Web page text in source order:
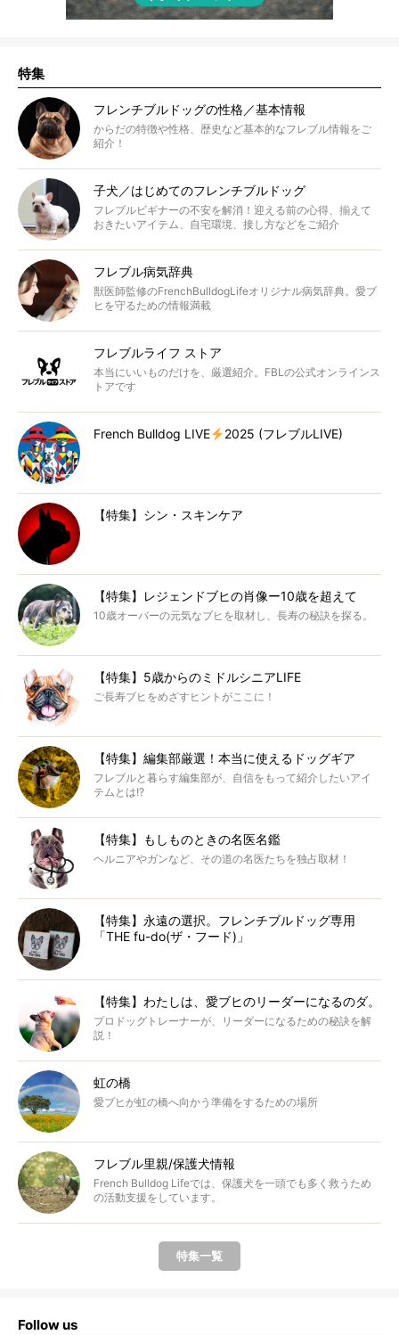
特集
フレンチブルドッグの性格／基本情報
からだの特徴や性格、歴史など基本的なフレブル情報をご
紹介！
子犬／はじめてのフレンチブルドッグ
フレブルビギナーの不安を解消！迎える前の心得、揃えて
おきたいアイテム、自宅環境、接し方などをご紹介
フレブル病気辞典
獣医師監修のFrenchBulldogLifeオリジナル病気辞典。愛ブ
ヒを守るための情報満載
フレブルライフ ストア
本当にいいものだけを、厳選紹介。FBLの公式オンラインス
トアです
French Bulldog LIVE 2025 (フレブルLIVE)
【特集】シン・スキンケア
【特集】レジェンドブヒの肖像ー10歳を超えて
10歳オーバーの元気なブヒを取材し、長寿の秘訣を探る。
【特集】5歳からのミドルシニアLIFE
ご長寿ブヒをめざすヒントがここに！
【特集】編集部厳選！本当に使えるドッグギア
フレブルと暮らす編集部が、自信をもって紹介したいアイ
テムとは!?
【特集】もしものときの名医名鑑
ヘルニアやガンなど、その道の名医たちを独占取材！
【特集】永遠の選択。フレンチブルドッグ専用
「THE fu-do(ザ・フード)」
【特集】わたしは、愛ブヒのリーダーになるのダ。
プロドッグトレーナーが、リーダーになるための秘訣を解
説！
虹の橋
愛ブヒが虹の橋へ向かう準備をするための場所
フレブル里親/保護犬情報
French Bulldog Lifeでは、保護犬を一頭でも多く救うため
の活動支援をしています。
特集一覧
Follow us